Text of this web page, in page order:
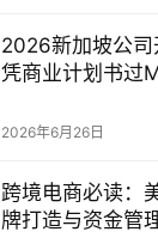
2026新加坡公
凭商业计划书过
2026年6月26日
跨境电商必读：
牌打造与资金管